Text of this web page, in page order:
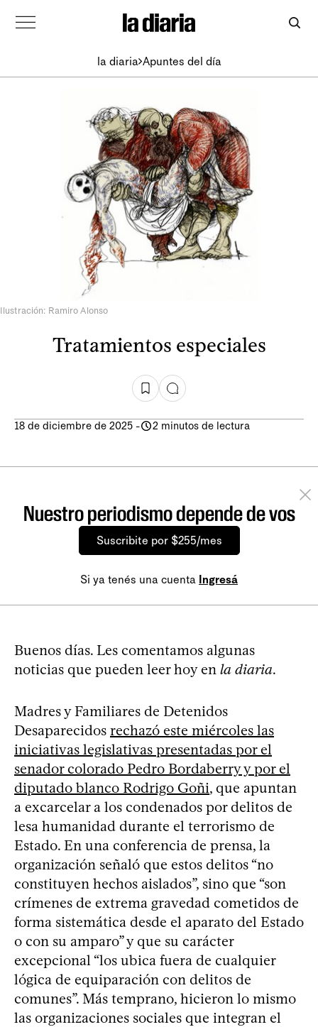
la diaria Apuntes del día
Ilustración: Ramiro Alonso
Tratamientos especiales
18 de diciembre de 2025 - 2 minutos de lectura
Nuestro periodismo depende de vos
Suscribite por $255/mes
Si ya tenés una cuenta Ingresá
Buenos días. Les comentamos algunas
noticias que pueden leer hoy en la diaria.
Madres y Familiares de Detenidos
Desaparecidos rechazó este miércoles las
iniciativas legislativas presentadas por el
senador colorado Pedro Bordaberry y por el
diputado blanco Rodrigo Goñi, que apuntan
a excarcelar a los condenados por delitos de
lesa humanidad durante el terrorismo de
Estado. En una conferencia de prensa, la
organización señaló que estos delitos “no
constituyen hechos aislados”, sino que “son
crímenes de extrema gravedad cometidos de
forma sistemática desde el aparato del Estado
o con su amparo” y que su carácter
excepcional “los ubica fuera de cualquier
lógica de equiparación con delitos de
comunes”. Más temprano, hicieron lo mismo
las organizaciones sociales que integran el